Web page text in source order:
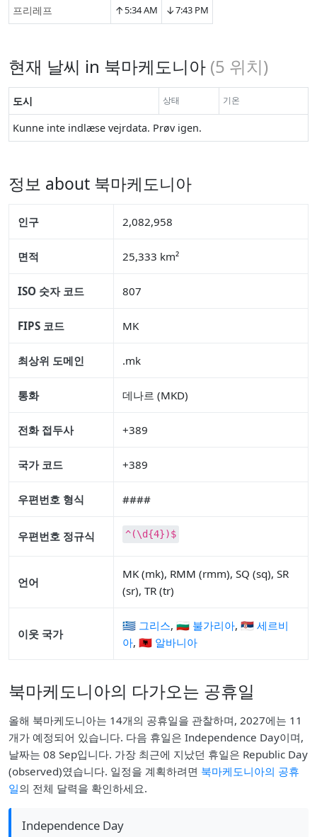
프리레프 ↑5:34 AM ↓7:43 PM
현재 날씨 in 북마케도니아 (5 위치)
도시 상태 기온
Kunne inte indlæse vejrdata. Prøv igen.
정보 about 북마케도니아
인구 2,082,958
면적 25,333 km²
ISO 숫자 코드 807
FIPS 코드 MK
최상위 도메인 .mk
통화 데나르 (MKD)
전화 접두사 +389
국가 코드 +389
우편번호 형식 ####
우편번호 정규식 ^(\d{4})$
언어
MK (mk), RMM (rmm), SQ (sq), SR
(sr), TR (tr)
이웃 국가
🇬🇷 그리스, 🇧🇬 불가리아, 🇷🇸 세르비
아, 🇦🇱 알바니아
북마케도니아의 다가오는 공휴일
올해 북마케도니아는 14개의 공휴일을 관찰하며, 2027에는 11
개가 예정되어 있습니다. 다음 휴일은 Independence Day이며,
날짜는 08 Sep입니다. 가장 최근에 지났던 휴일은 Republic Day
(observed)였습니다. 일정을 계획하려면 북마케도니아의 공휴
일의 전체 달력을 확인하세요.
Independence Day